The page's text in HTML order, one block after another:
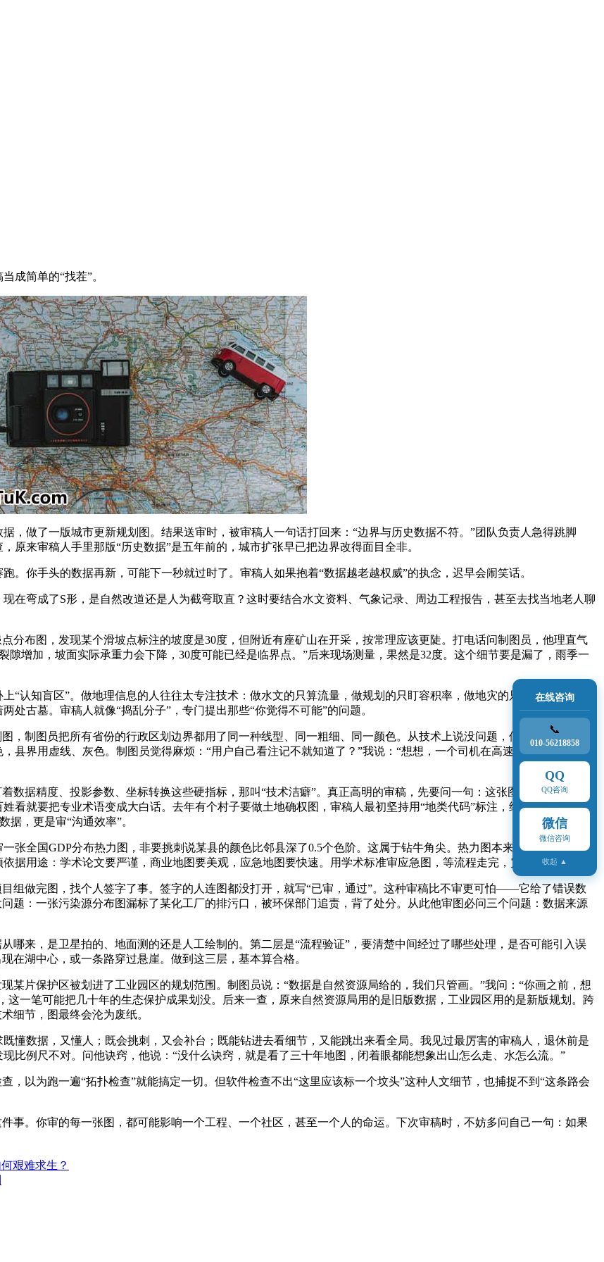
成简单的“找茬”。
，做了一版城市更新规划图。结果送审时，被审稿人一句话打回来：“边界与历史数据不符。”团队负责人急得跳脚
来审稿人手里那版“历史数据”是五年前的，城市扩张早已把边界改得面目全非。
。你手头的数据再新，可能下一秒就过时了。审稿人如果抱着“数据越老越权威”的执念，迟早会闹笑话。
在弯成了S形，是自然改道还是人为截弯取直？这时要结合水文资料、气象记录、周边工程报告，甚至去找当地老人聊
分布图，发现某个滑坡点标注的坡度是30度，但附近有座矿山在开采，按常理应该更陡。打电话问制图员，他理直气
隙增加，坡面实际承重力会下降，30度可能已经是临界点。”后来现场测量，果然是32度。这个细节要是漏了，雨季一
“认知盲区”。做地理信息的人往往太专注技术：做水文的只算流量，做规划的只盯容积率，做地灾的只关注断裂带。
古墓。审稿人就像“捣乱分子”，专门提出那些“你觉得不可能”的问题。
，制图员把所有省份的行政区划边界都用了同一种线型、同一粗细、同一颜色。从技术上说没问题，但从审稿角度
县界用虚线、灰色。制图员觉得麻烦：“用户自己看注记不就知道了？”我说：“想想，一个司机在高速上开车，哪有功
数据精度、投影参数、坐标转换这些硬指标，那叫“技术洁癖”。真正高明的审稿，先要问一句：这张图是给谁看的？
看就要把专业术语变成大白话。去年有个村子要做土地确权图，审稿人最初坚持用“地类代码”标注，结果村民拿到图
据，更是审“沟通效率”。
张全国GDP分布热力图，非要挑刺说某县的颜色比邻县深了0.5个色阶。这属于钻牛角尖。热力图本来就是展示趋势
据用途：学术论文要严谨，商业地图要美观，应急地图要快速。用学术标准审应急图，等流程走完，灾都过去了。
组做完图，找个人签字了事。签字的人连图都没打开，就写“已审，通过”。这种审稿比不审更可怕——它给了错误数
题：一张污染源分布图漏标了某化工厂的排污口，被环保部门追责，背了处分。从此他审图必问三个问题：数据来源
哪来，是卫星拍的、地面测的还是人工绘制的。第二层是“流程验证”，要清楚中间经过了哪些处理，是否可能引入误
在湖中心，或一条路穿过悬崖。做到这三层，基本算合格。
某片保护区被划进了工业园区的规划范围。制图员说：“数据是自然资源局给的，我们只管画。”我问：“你画之前，想
一笔可能把几十年的生态保护成果划没。后来一查，原来自然资源局用的是旧版数据，工业园区用的是新版规划。跨
细节，图最终会沦为废纸。
懂数据，又懂人；既会挑刺，又会补台；既能钻进去看细节，又能跳出来看全局。我见过最厉害的审稿人，退休前是
比例尺不对。问他诀窍，他说：“没什么诀窍，就是看了三十年地图，闭着眼都能想象出山怎么走、水怎么流。”
，以为跑一遍“拓扑检查”就能搞定一切。但软件检查不出“这里应该标一个坟头”这种人文细节，也捕捉不到“这条路会
事。你审的每一张图，都可能影响一个工程、一个社区，甚至一个人的命运。下次审稿时，不妨多问自己一句：如果
艰难求生？
在线咨询
📞
010-56218858
QQ
QQ咨询
微信
微信咨询
收起 ▲